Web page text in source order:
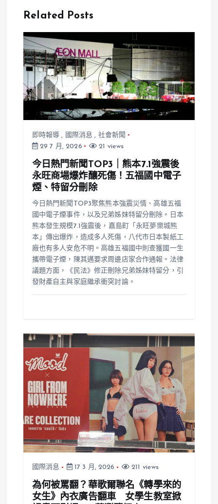
田將大怒斥：
Related Posts
即時報導 , 國際消息 , 社會新聞
29 7 月, 2026
21 views
今日熱門新聞TOP3｜熊本7.1強震後
永旺商場爆炸釀死傷！五福國中電子
煙、特留分刪除
今日熱門新聞TOP3聚焦熊本強震災情、高雄五福
國中電子煙事件，以及兄弟姊妹特留分刪除。日本
熊本發生規模7.1強震後，嘉島町「永旺夢樂城熊
本」傳出爆炸，造成多人死傷，八代市日本製紙工
廠也有多人安危不明。高雄五福國中則查獲國一生
攜帶電子煙，陳其邁要求周邊店家合作通報。法律
議題方面，《民法》修正刪除兄弟姊妹特留分，引
發財產自主與家庭繼承衝突討論。
國際消息 17 3 月, 2026 211 views
為何被罵翻？華歌爾聯名《轉學來的
女生》內衣廣告翻車 女學生教室掀